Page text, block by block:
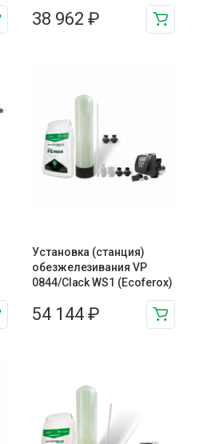
38 962 ₽
Установка (станция)
обезжелезивания VP
0844/Clack WS1 (Ecoferox)
54 144 ₽